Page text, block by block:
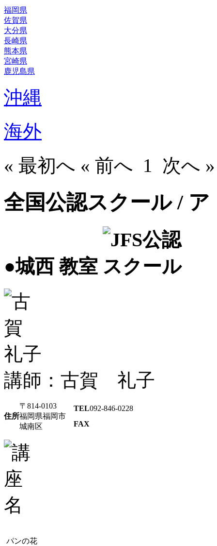
福岡県
佐賀県
大分県
長崎県
熊本県
宮崎県
鹿児島県
沖縄
海外
« 最初へ « 前へ 1 次へ
全国公認スクール /
●城西 教室
講師：古賀 礼子
住所
〒814-0103
福岡県福岡市
城南区
TEL092-846-0228
FAX
パンの花